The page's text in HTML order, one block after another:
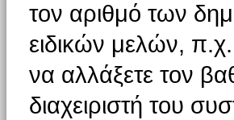
τον αριθμό των
ειδικών μελών, π.χ.
να αλλάξετε τον
διαχειριστή του